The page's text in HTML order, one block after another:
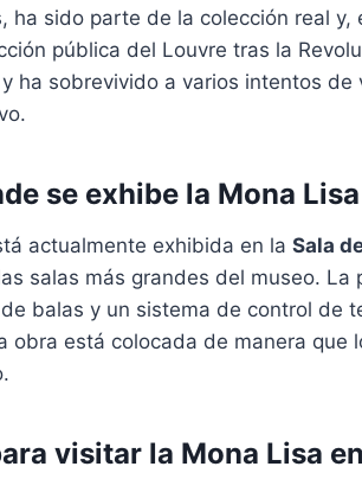
ha sido parte de la colección real
pública del Louvre tras la
ha sobrevivido a varios intentos de
se exhibe la Mona Lisa
actualmente exhibida en la Sala
salas más grandes del museo.
balas y un sistema de control de
obra está colocada de manera que
visitar la Mona Lisa